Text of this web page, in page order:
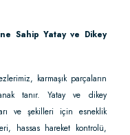
Sahip Yatay ve Dikey
karmaşık parçaların
tanır. Yatay ve dikey
ve şekilleri için esneklik
hassas hareket kontrolü,